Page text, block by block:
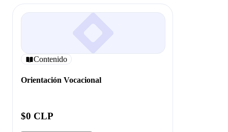
Contenido
Orientación Vocacional
$0 CLP